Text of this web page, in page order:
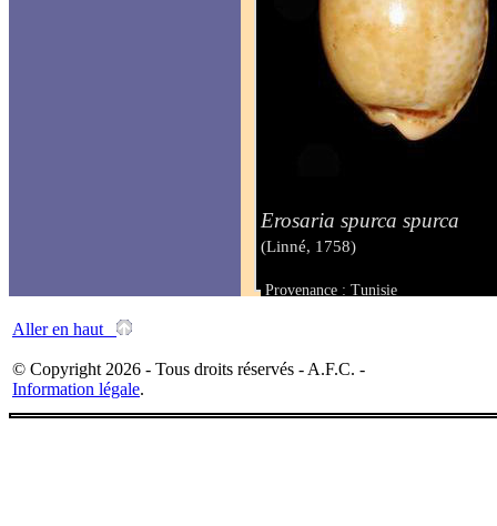
Erosaria spurca spurca
(Linné, 1758)
Provenance : Tunisie
Aller en haut
© Copyright 2026 - Tous droits réservés - A.F.C. -
Information légale.